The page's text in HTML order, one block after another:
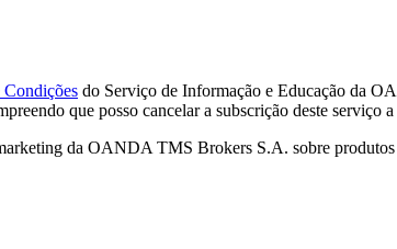
Condições do Serviço de Informação e Educação da
que posso cancelar a subscrição deste serviço
da OANDA TMS Brokers S.A. sobre